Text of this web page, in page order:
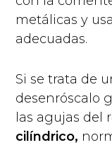
metálicas y
adecuadas.
Si se trata de
desenróscalo
las agujas del
cilíndrico,